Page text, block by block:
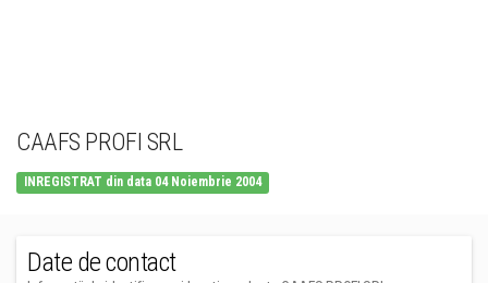
CAAFS PROFI SRL
INREGISTRAT din data 04 Noiembrie 2004
Date de contact